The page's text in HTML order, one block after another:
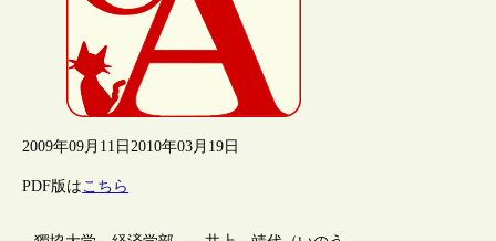
2009年09月11日 2010年03月19日
PDF版は こちら